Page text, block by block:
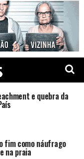
e quebra da
fim como náufrago
na praia